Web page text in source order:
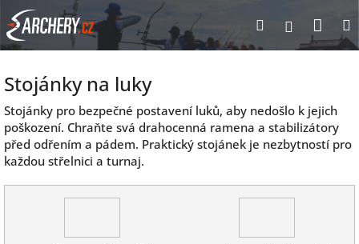
Přejít
na
obsah
Hledat
Stojánky na luky
Stojánky pro bezpečné postavení luků, aby nedošlo k jejich
poškození. Chraňte svá drahocenná ramena a stabilizátory
před odřením a pádem. Praktický stojánek je nezbytností pro
každou střelnici a turnaj.